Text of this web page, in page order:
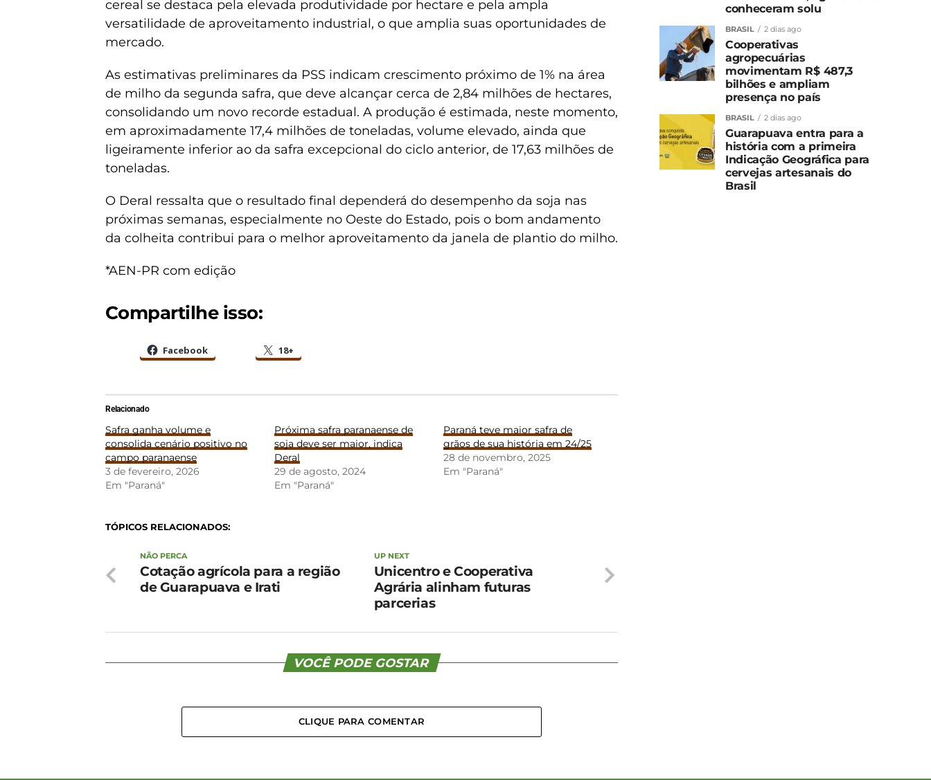
cereal se destaca pela elevada produtividade por hectare e pela ampla
versatilidade de aproveitamento industrial, o que amplia suas oportunidades de
mercado.
As estimativas preliminares da PSS indicam crescimento próximo de 1% na área
de milho da segunda safra, que deve alcançar cerca de 2,84 milhões de hectares,
consolidando um novo recorde estadual. A produção é estimada, neste momento,
em aproximadamente 17,4 milhões de toneladas, volume elevado, ainda que
ligeiramente inferior ao da safra excepcional do ciclo anterior, de 17,63 milhões de
toneladas.
O Deral ressalta que o resultado final dependerá do desempenho da soja nas
próximas semanas, especialmente no Oeste do Estado, pois o bom andamento
da colheita contribui para o melhor aproveitamento da janela de plantio do milho.
*AEN-PR com edição
Compartilhe isso:
Facebook 18+
Relacionado
Safra ganha volume e
consolida cenário positivo no
campo paranaense
3 de fevereiro, 2026
Em "Paraná"
Próxima safra paranaense de
soja deve ser maior, indica
Deral
29 de agosto, 2024
Em "Paraná"
Paraná teve maior safra de
grãos de sua história em 24/25
28 de novembro, 2025
Em "Paraná"
TÓPICOS RELACIONADOS:
UP NEXT
Unicentro e Cooperativa
Agrária alinham futuras
parcerias
NÃO PERCA
Cotação agrícola para a região
de Guarapuava e Irati
VOCÊ PODE GOSTAR
CLIQUE PARA COMENTAR
conheceram solu
BRASIL 2 dias ago
Cooperativas
agropecuárias
movimentam R$ 487,3
bilhões e ampliam
presença no país
BRASIL 2 dias ago
Guarapuava entra para a
história com a primeira
Indicação Geográfica para
cervejas artesanais do
Brasil